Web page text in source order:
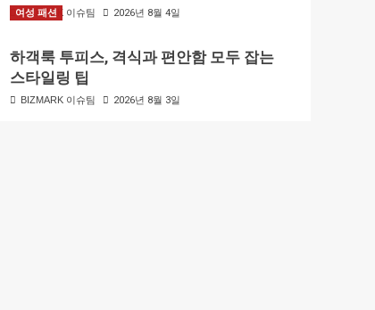
BIZMARK 이슈팀 2026년 8월 4일
여성 패션
하객룩 투피스, 격식과 편안함 모두 잡는
스타일링 팁
BIZMARK 이슈팀 2026년 8월 3일